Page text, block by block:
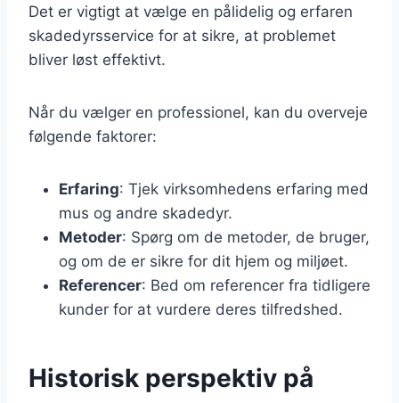
Det er vigtigt at vælge en pålidelig og erfaren
skadedyrsservice for at sikre, at problemet
bliver løst effektivt.
Når du vælger en professionel, kan du overveje
følgende faktorer:
Erfaring: Tjek virksomhedens erfaring med
mus og andre skadedyr.
Metoder: Spørg om de metoder, de bruger,
og om de er sikre for dit hjem og miljøet.
Referencer: Bed om referencer fra tidligere
kunder for at vurdere deres tilfredshed.
Historisk perspektiv på